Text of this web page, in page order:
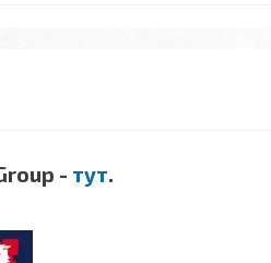
- тут.